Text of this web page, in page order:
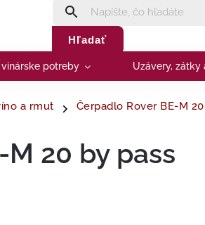
Hľadať
vinárske potreby Uzávery,
a rmut Čerpadlo Rover BE-M
20 by pass